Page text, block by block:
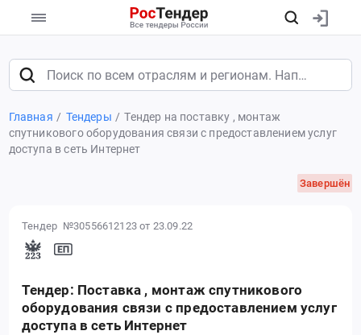
Главная Тендеры
Тендер на поставку , монтаж
спутникового оборудования связи с предоставлением услуг
доступа в сеть Интернет
Завершён
Тендер №30556612123 от 23.09.22
Тендер: Поставка , монтаж спутникового
оборудования связи с предоставлением услуг
доступа в сеть Интернет